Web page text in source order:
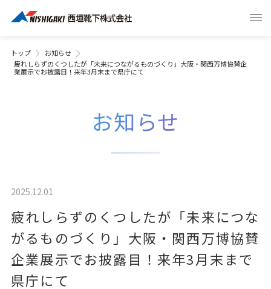
トップ
お知らせ
疲れしらずのくつしたが「未来につながるものづくり」大阪・関西万博協賛企
業展示でお披露目！来年3月末まで県庁にて
お知らせ
2025.12.01
疲れしらずのくつしたが「未来につな
がるものづくり」大阪・関西万博協賛
企業展示でお披露目！来年3月末まで
県庁にて